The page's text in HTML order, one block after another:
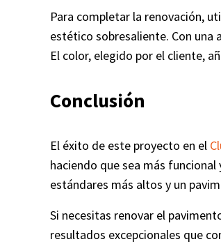
Para completar la renovación,
estético sobresaliente. Con
El color, elegido por el cliente,
Conclusión
El éxito de este proyecto en el
haciendo que sea más
estándares más altos y un
Si necesitas renovar el
resultados excepcionales que